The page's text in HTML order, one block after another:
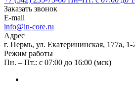
Заказать звонок
E-mail
info@in-core.ru
Адрес
г. Пермь, ул. ​Екатерининская, 177а, ​1-
Режим работы
Пн. – Пт.: с 07:00 до 16:00 (мск)